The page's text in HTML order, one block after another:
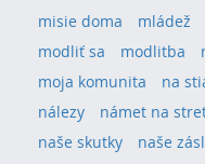
misie doma
mládež
modliť sa
modlitba
moja komunita
na
nálezy
námet na
naše skutky
naše